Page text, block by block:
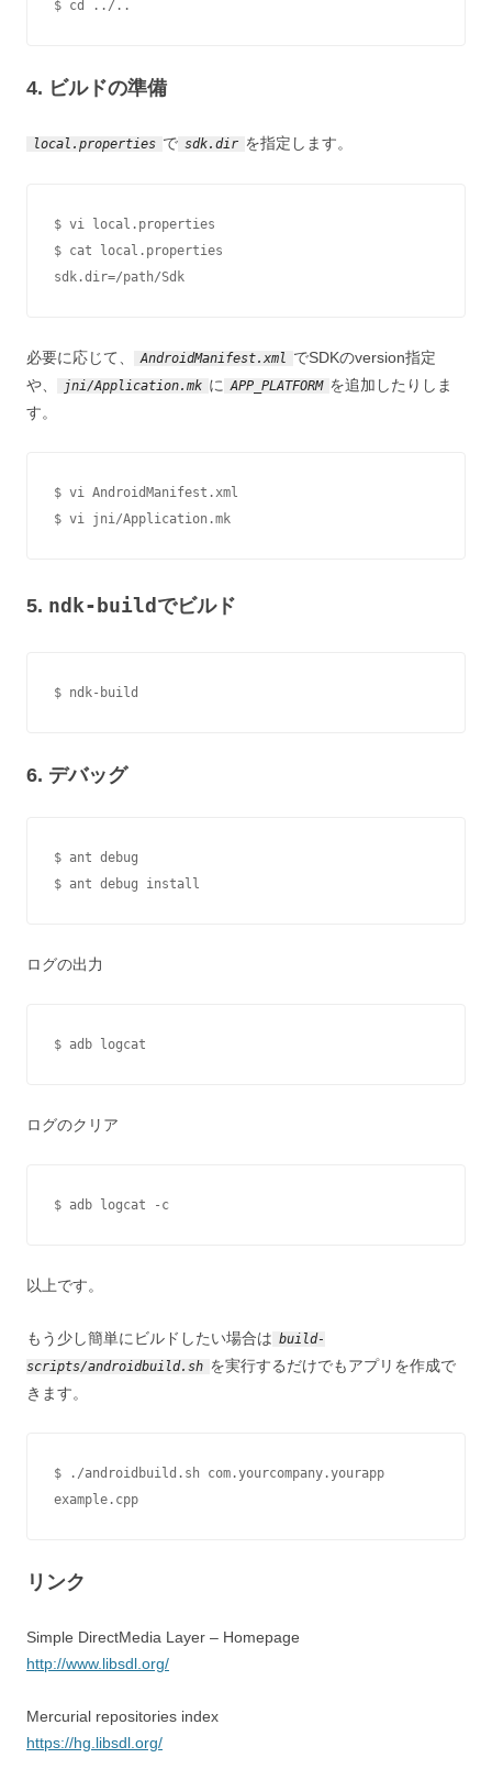
$ cd ../..
4. ビルドの準備
local.properties で sdk.dir を指定します。
$ vi local.properties
$ cat local.properties
sdk.dir=/path/Sdk
必要に応じて、 AndroidManifest.xml でSDKのversion指定
や、
jni/Application.mk に APP_PLATFORM を追加したりしま
す。
$ vi AndroidManifest.xml
$ vi jni/Application.mk
5. ndk-build でビルド
$ ndk-build
6. デバッグ
$ ant debug
$ ant debug install
ログの出力
$ adb logcat
ログのクリア
$ adb logcat -c
以上です。
もう少し簡単にビルドしたい場合は build-
scripts/androidbuild.sh を実行するだけでもアプリを作成で
きます。
$ ./androidbuild.sh com.yourcompany.yourapp
example.cpp
リンク
Simple DirectMedia Layer – Homepage
http://www.libsdl.org/
Mercurial repositories index
https://hg.libsdl.org/